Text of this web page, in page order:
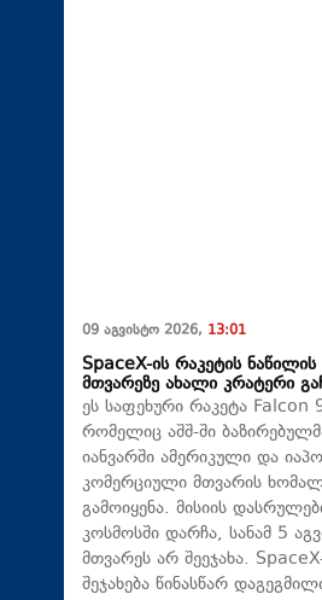
09 აგვისტო 2026, 13:01
SpaceX-ის რაკეტის
მთვარეზე ახალი კრატერი
ეს საფეხური რაკეტა Falcon
რომელიც აშშ-ში
იანვარში ამერიკული და
კომერციული მთვარის
გამოიყენა. მისიის
კოსმოსში დარჩა, სანამ 5
მთვარეს არ შეეჯახა.​
შეჯახება წინასწარ